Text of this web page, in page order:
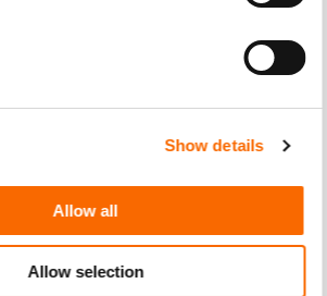
Show details
Allow all
Allow selection